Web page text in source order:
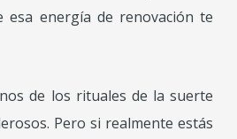
esa energía de renovación te
de los rituales de la suerte
Pero si realmente estás